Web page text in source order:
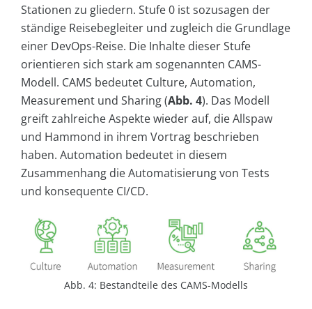
Stationen zu gliedern. Stufe 0 ist sozusagen der
ständige Reisebegleiter und zugleich die Grundlage
einer DevOps-Reise. Die Inhalte dieser Stufe
orientieren sich stark am sogenannten CAMS-
Modell. CAMS bedeutet Culture, Automation,
Measurement und Sharing (Abb. 4). Das Modell
greift zahlreiche Aspekte wieder auf, die Allspaw
und Hammond in ihrem Vortrag beschrieben
haben. Automation bedeutet in diesem
Zusammenhang die Automatisierung von Tests
und konsequente CI/CD.
Abb. 4: Bestandteile des CAMS-Modells